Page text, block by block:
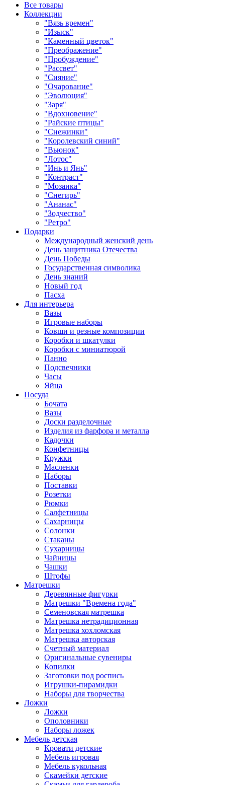
Все товары
Коллекции
"Вязь времен"
"Изыск"
"Каменный цветок"
"Преображение"
"Пробуждение"
"Рассвет"
"Сияние"
"Очарование"
"Эволюция"
"Заря"
"Вдохновение"
"Райские птицы"
"Снежинки"
"Королевский синий"
"Вьюнок"
"Лотос"
"Инь и Янь"
"Контраст"
"Мозаика"
"Снегирь"
"Ананас"
"Зодчество"
"Ретро"
Подарки
Международный женский день
День защитника Отечества
День Победы
Государственная символика
День знаний
Новый год
Пасха
Для интерьера
Вазы
Игровые наборы
Ковши и резные композиции
Коробки и шкатулки
Коробки с миниатюрой
Панно
Подсвечники
Часы
Яйца
Посуда
Бочата
Вазы
Доски разделочные
Изделия из фарфора и металла
Кадочки
Конфетницы
Кружки
Масленки
Наборы
Поставки
Розетки
Рюмки
Салфетницы
Сахарницы
Солонки
Стаканы
Сухарницы
Чайницы
Чашки
Штофы
Матрешки
Деревянные фигурки
Матрешки "Времена года"
Семеновская матрешка
Матрешка нетрадиционная
Матрешка хохломская
Матрешка авторская
Счетный материал
Оригинальные сувениры
Копилки
Заготовки под роспись
Игрушки-пирамидки
Наборы для творчества
Ложки
Ложки
Ополовники
Наборы ложек
Мебель детская
Кровати детские
Мебель игровая
Мебель кукольная
Скамейки детские